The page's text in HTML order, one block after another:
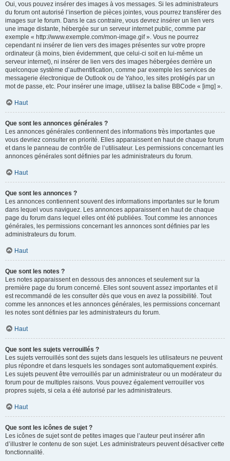
Oui, vous pouvez insérer des images à vos messages. Si les administrateurs
du forum ont autorisé l’insertion de pièces jointes, vous pourrez transférer des
images sur le forum. Dans le cas contraire, vous devrez insérer un lien vers
une image distante, hébergée sur un serveur internet public, comme par
exemple « http://www.exemple.com/mon-image.gif ». Vous ne pourrez
cependant ni insérer de lien vers des images présentes sur votre propre
ordinateur (à moins, bien évidemment, que celui-ci soit en lui-même un
serveur internet), ni insérer de lien vers des images hébergées derrière un
quelconque système d’authentification, comme par exemple les services de
messagerie électronique de Outlook ou de Yahoo, les sites protégés par un
mot de passe, etc. Pour insérer une image, utilisez la balise BBCode « [img] ».
Haut
Que sont les annonces générales ?
Les annonces générales contiennent des informations très importantes que
vous devriez consulter en priorité. Elles apparaissent en haut de chaque forum
et dans le panneau de contrôle de l’utilisateur. Les permissions concernant les
annonces générales sont définies par les administrateurs du forum.
Haut
Que sont les annonces ?
Les annonces contiennent souvent des informations importantes sur le forum
dans lequel vous naviguez. Les annonces apparaissent en haut de chaque
page du forum dans lequel elles ont été publiées. Tout comme les annonces
générales, les permissions concernant les annonces sont définies par les
administrateurs du forum.
Haut
Que sont les notes ?
Les notes apparaissent en dessous des annonces et seulement sur la
première page du forum concerné. Elles sont souvent assez importantes et il
est recommandé de les consulter dès que vous en avez la possibilité. Tout
comme les annonces et les annonces générales, les permissions concernant
les notes sont définies par les administrateurs du forum.
Haut
Que sont les sujets verrouillés ?
Les sujets verrouillés sont des sujets dans lesquels les utilisateurs ne peuvent
plus répondre et dans lesquels les sondages sont automatiquement expirés.
Les sujets peuvent être verrouillés par un administrateur ou un modérateur du
forum pour de multiples raisons. Vous pouvez également verrouiller vos
propres sujets, si cela a été autorisé par les administrateurs.
Haut
Que sont les icônes de sujet ?
Les icônes de sujet sont de petites images que l’auteur peut insérer afin
d’illustrer le contenu de son sujet. Les administrateurs peuvent désactiver cette
fonctionnalité.